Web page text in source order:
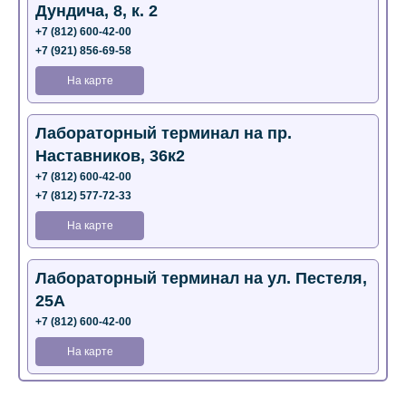
Дундича, 8, к. 2
+7 (812) 600-42-00
+7 (921) 856-69-58
На карте
Лабораторный терминал на пр.
Наставников, 36к2
+7 (812) 600-42-00
+7 (812) 577-72-33
На карте
Лабораторный терминал на ул. Пестеля,
25А
+7 (812) 600-42-00
На карте